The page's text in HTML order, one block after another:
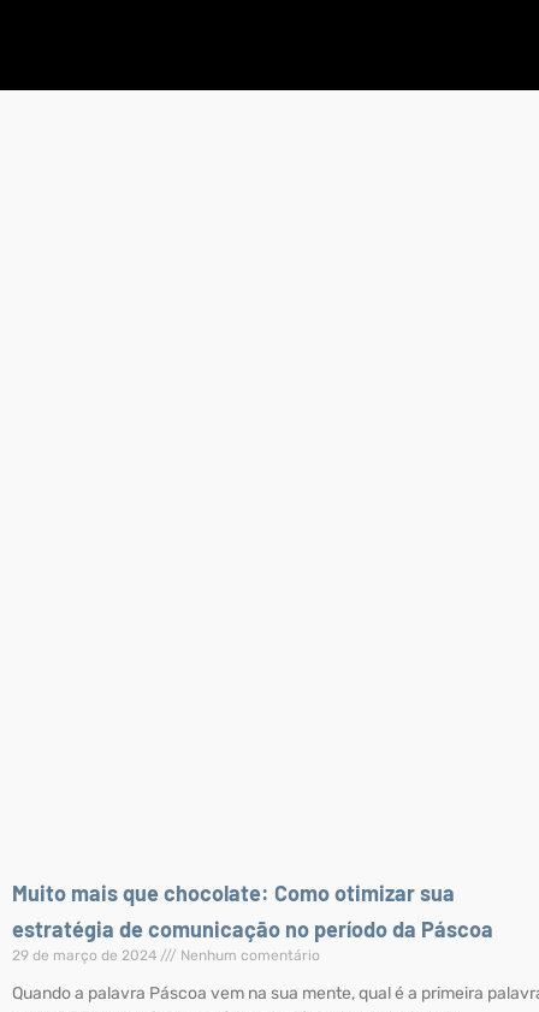
Muito mais que chocolate: Como otimizar sua
estratégia de comunicação no período da Páscoa
29 de março de 2024 Nenhum comentário
Quando a palavra Páscoa vem na sua mente, qual é a primeira